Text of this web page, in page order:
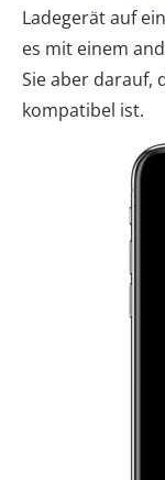
Ladegerät auf
es mit einem
Sie aber darauf,
kompatibel ist.